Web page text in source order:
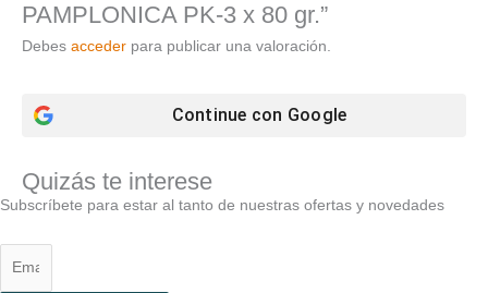
PAMPLONICA PK-3 x 80 gr.”
Debes acceder para publicar una valoración.
Continue con Google
Quizás te interese
Subscríbete para estar al tanto de nuestras ofertas y novedades